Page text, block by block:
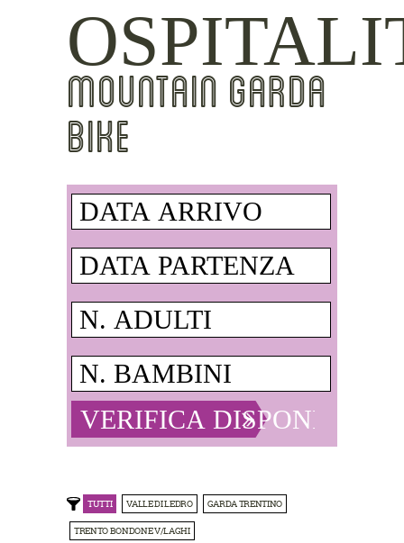
MOUNTAIN GARDA
BIKE
TUTTI VALLE DI LEDRO GARDA TRENTINO
TRENTO BONDONE V/LAGHI